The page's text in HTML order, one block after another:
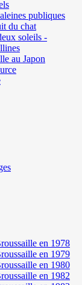
publiques
du chat
soleils -
au Japon
en 1978
en 1979
en 1980
en 1982